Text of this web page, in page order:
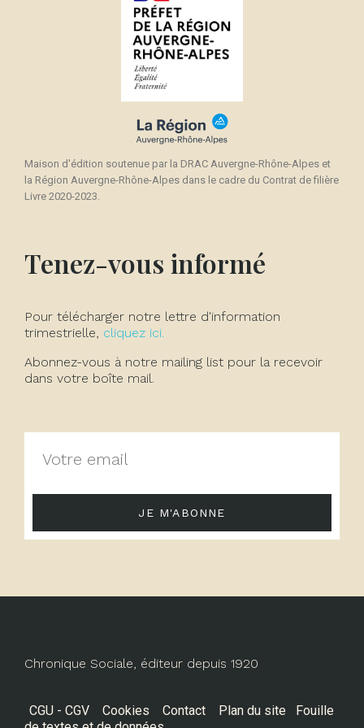
Maison d'édition soutenue par la DRAC Auvergne-Rhône-Alpes et
la Région Auvergne-Rhône-Alpes dans le cadre du Contrat de filière
Livre 2020-2023.
Tenez-vous informé
Pour télécharger notre lettre d'information
trimestrielle, cliquez ici.
Abonnez-vous à notre mailing list pour la recevoir
dans votre boîte mail.
JE M'ABONNE
Chronique Sociale, éditeur depuis 1920
CGU - CGV Cookies Contact Plan du site
Fouille